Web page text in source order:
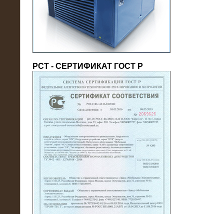
21.08.2016
На производственное предприятие
модули 20 МВт (0,4 кВ)
РСТ - СЕРТИФИКАТ ГОСТ Р